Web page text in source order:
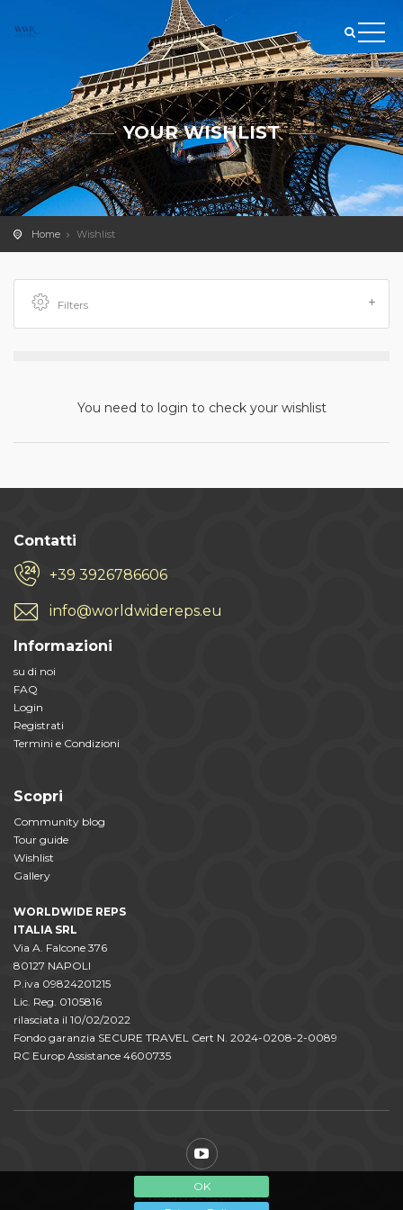
OK
YOUR WISHLIST
Home Wishlist
Filters
You need to login to check your wishlist
Contatti
+39 3926786606
info@worldwidereps.eu
Informazioni
su di noi
FAQ
Login
Registrati
Termini e Condizioni
Scopri
Community blog
Tour guide
Wishlist
Gallery
WORLDWIDE REPS
ITALIA SRL
Via A. Falcone 376
80127 NAPOLI
P.iva 09824201215
Lic. Reg. 0105816
rilasciata il 10/02/2022
Fondo garanzia SECURE TRAVEL Cert N. 2024-0208-2-0089
RC Europ Assistance 4600735
© WorldWide Reps - 2024